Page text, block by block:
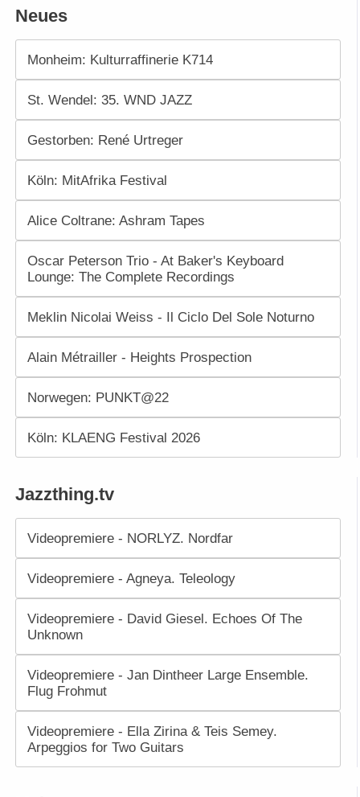
Neues
Monheim: Kulturraffinerie K714
St. Wendel: 35. WND JAZZ
Gestorben: René Urtreger
Köln: MitAfrika Festival
Alice Coltrane: Ashram Tapes
Oscar Peterson Trio - At Baker's Keyboard
Lounge: The Complete Recordings
Meklin Nicolai Weiss - Il Ciclo Del Sole Noturno
Alain Métrailler - Heights Prospection
Norwegen: PUNKT@22
Köln: KLAENG Festival 2026
Jazzthing.tv
Videopremiere - NORLYZ. Nordfar
Videopremiere - Agneya. Teleology
Videopremiere - David Giesel. Echoes Of The
Unknown
Videopremiere - Jan Dintheer Large Ensemble.
Flug Frohmut
Videopremiere - Ella Zirina & Teis Semey.
Arpeggios for Two Guitars